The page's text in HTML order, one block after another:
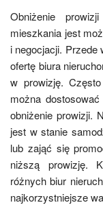
Obniżenie
mieszkania jest
i negocjacji. Przede
ofertę biura
w prowizję.
można
obniżenie prowizji.
jest w stanie
lub zająć się
niższą prowizję.
różnych biur
najkorzystniejsze